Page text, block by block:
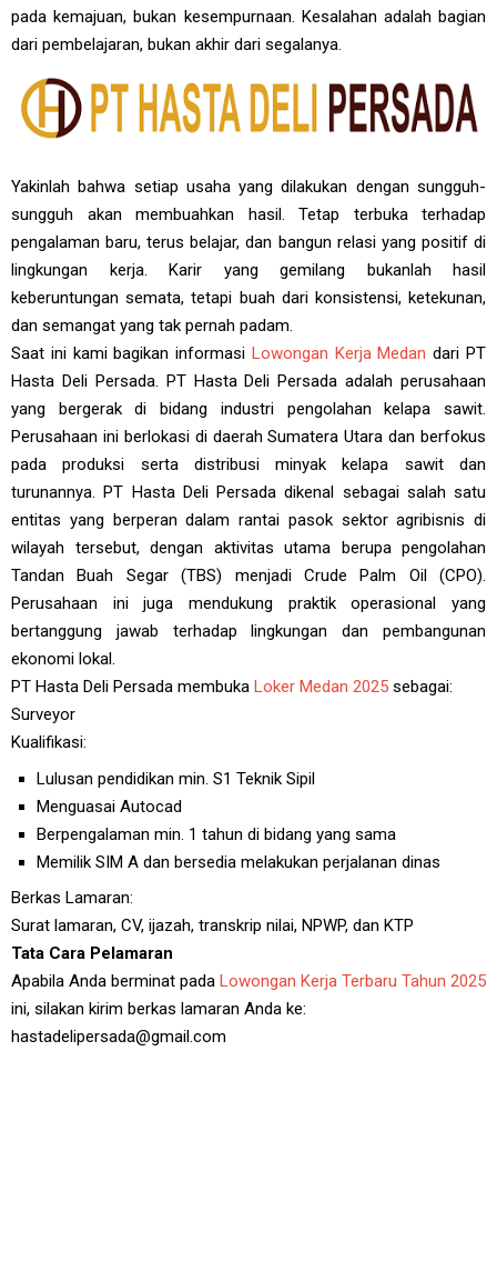
pada kemajuan, bukan kesempurnaan. Kesalahan adalah bagian
dari pembelajaran, bukan akhir dari segalanya.
Yakinlah bahwa setiap usaha yang dilakukan dengan sungguh-
sungguh akan membuahkan hasil. Tetap terbuka terhadap
pengalaman baru, terus belajar, dan bangun relasi yang positif di
lingkungan kerja. Karir yang gemilang bukanlah hasil
keberuntungan semata, tetapi buah dari konsistensi, ketekunan,
dan semangat yang tak pernah padam.
Saat ini kami bagikan informasi Lowongan Kerja Medan dari PT
Hasta Deli Persada. PT Hasta Deli Persada adalah perusahaan
yang bergerak di bidang industri pengolahan kelapa sawit.
Perusahaan ini berlokasi di daerah Sumatera Utara dan berfokus
pada produksi serta distribusi minyak kelapa sawit dan
turunannya. PT Hasta Deli Persada dikenal sebagai salah satu
entitas yang berperan dalam rantai pasok sektor agribisnis di
wilayah tersebut, dengan aktivitas utama berupa pengolahan
Tandan Buah Segar (TBS) menjadi Crude Palm Oil (CPO).
Perusahaan ini juga mendukung praktik operasional yang
bertanggung jawab terhadap lingkungan dan pembangunan
ekonomi lokal.
PT Hasta Deli Persada membuka Loker Medan 2025 sebagai:
Surveyor
Kualifikasi:
Lulusan pendidikan min. S1 Teknik Sipil
Menguasai Autocad
Berpengalaman min. 1 tahun di bidang yang sama
Memilik SIM A dan bersedia melakukan perjalanan dinas
Berkas Lamaran:
Surat lamaran, CV, ijazah, transkrip nilai, NPWP, dan KTP
Tata Cara Pelamaran
Apabila Anda berminat pada Lowongan Kerja Terbaru Tahun 2025
ini, silakan kirim berkas lamaran Anda ke:
hastadelipersada@gmail.com